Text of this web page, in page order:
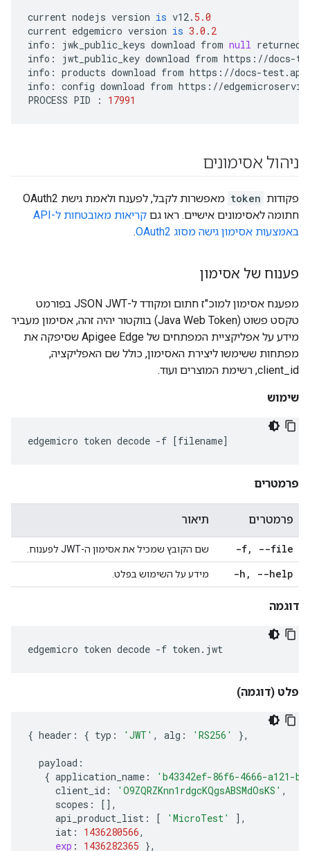
current nodejs version is v12. 5.0
current edgemicro version is 3.0 . 2
info : jwk_public_keys download from null returned
info : jwt_public_key download from https : //docs-
info : products download from https : //docs-test.
info : config download from https : //
PROCESS PID : 17991
ניהול אסימונים
פקודות token
מאפשרות לקבל, לפענח ולאמת גישת OAuth2
חתומה לאסימונים אישיים. ראו גם
קריאות מאובטחות ל-API
באמצעות אסימון גישה מסוג OAuth2
.
פענוח של אסימון
מפענח אסימון למוכ"ז חתום ומקודד ל-JSON JWT בפורמט
טקסט פשוט (Java Web Token) בווקטור יהיה זהה, אסימון מעביר
מידע על אפליקציית המפתחים של Apigee Edge שסיפקה את
מפתחות ששימשו ליצירת האסימון, כולל שם האפליקציה,
client_id, רשימת המוצרים ועוד.
שימוש
edgemicro token decode -f [filename]
פרמטרים
פרמטרים תיאור
-f, --file שם הקובץ שמכיל את אסימון ה-JWT לפענוח.
-h , --help מידע על השימוש בפלט.
דוגמה
edgemicro token decode -f token.jwt
פלט (דוגמה)
{ header : { typ : 'JWT' , alg : 'RS256' },
payload :
{ application_name :
'b43342ef-86f6-4666-a121-
client_id : 'O9ZQRZKnn1rdgcKQgsABSMdOsKS' ,
scopes :
[],
api_product_list : [ 'MicroTest'
],
iat : 1436280566,
exp : 1436282365 },